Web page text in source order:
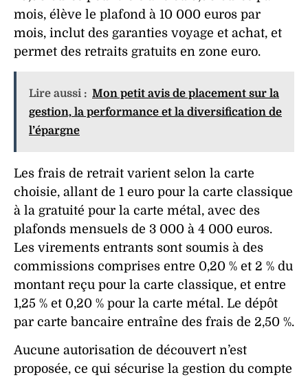
mois, élève le plafond à 10 000 euros par
mois, inclut des garanties voyage et achat, et
permet des retraits gratuits en zone euro.
Lire aussi : Mon petit avis de placement sur la
gestion, la performance et la diversification de
l’épargne
Les frais de retrait varient selon la carte
choisie, allant de 1 euro pour la carte classique
à la gratuité pour la carte métal, avec des
plafonds mensuels de 3 000 à 4 000 euros.
Les virements entrants sont soumis à des
commissions comprises entre 0,20 % et 2 % du
montant reçu pour la carte classique, et entre
1,25 % et 0,20 % pour la carte métal. Le dépôt
par carte bancaire entraîne des frais de 2,50 %.
Aucune autorisation de découvert n’est
proposée, ce qui sécurise la gestion du compte